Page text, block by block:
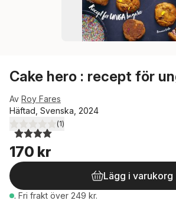
Cake hero : recept för
Av Roy Fares
Häftad, Svenska, 2024
4,0utav 5 stjärnor. Totalt antal röster:
(1)
170 kr
Lägg i varukorg
. Fri frakt över 249 kr.